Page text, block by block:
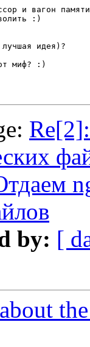
и вагон
:)
идея)?
миф? :)
by: [